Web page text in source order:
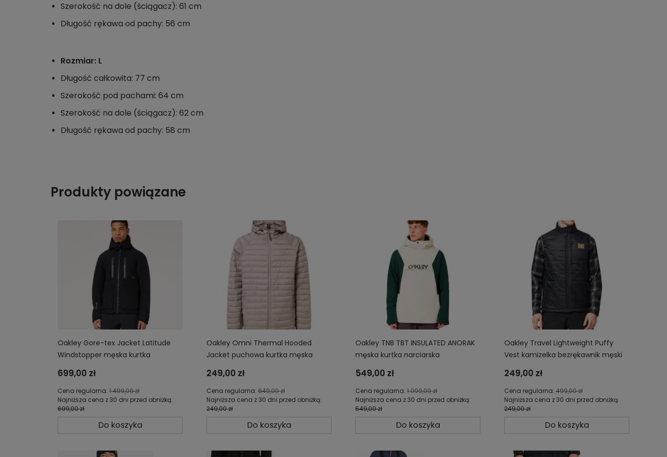
Szerokość na dole (ściągacz): 61 cm
Długość rękawa od pachy: 56 cm
Rozmiar: L
Długość całkowita: 77 cm
Szerokość pod pachami: 64 cm
Szerokość na dole (ściągacz): 62 cm
Długość rękawa od pachy: 58 cm
Produkty powiązane
Oakley Gore-tex Jacket Latitude
Windstopper męska kurtka
699,00 zł
Cena regularna: 1 499,00 zł
Najniższa cena z 30 dni przed obniżką:
699,00 zł
Do koszyka
Oakley Omni Thermal Hooded
Jacket puchowa kurtka męska
249,00 zł
Cena regularna: 649,00 zł
Najniższa cena z 30 dni przed obniżką:
249,00 zł
Do koszyka
Oakley TNB TBT INSULATED ANORAK
męska kurtka narciarska
549,00 zł
Cena regularna: 1 099,00 zł
Najniższa cena z 30 dni przed obniżką:
549,00 zł
Do koszyka
Oakley Travel Lightweight Puffy
Vest kamizelka bezrękawnik męski
249,00 zł
Cena regularna: 499,00 zł
Najniższa cena z 30 dni przed obniżką:
249,00 zł
Do koszyka